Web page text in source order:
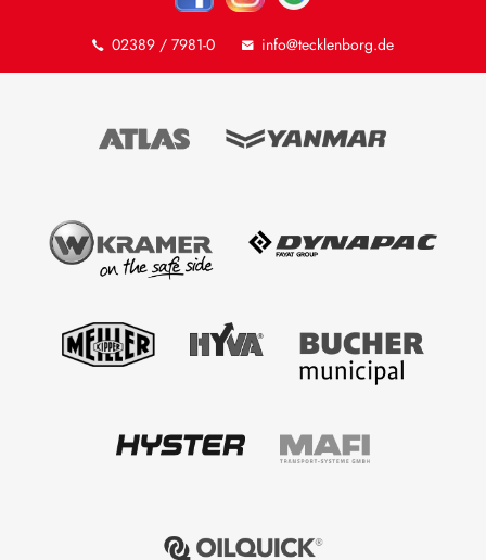
02389 / 7981-0 info@tecklenborg.de